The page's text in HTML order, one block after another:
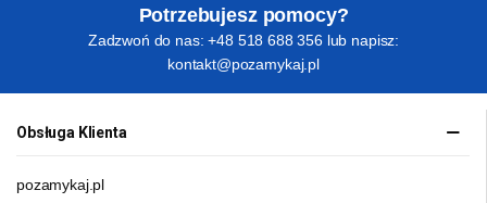
Potrzebujesz pomocy?
Zadzwoń do nas: +48 518 688 356 lub napisz:
kontakt@pozamykaj.pl
Obsługa Klienta
pozamykaj.pl